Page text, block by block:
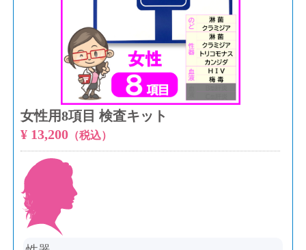
女性用8項目 検査キット
¥ 13,200（税込）